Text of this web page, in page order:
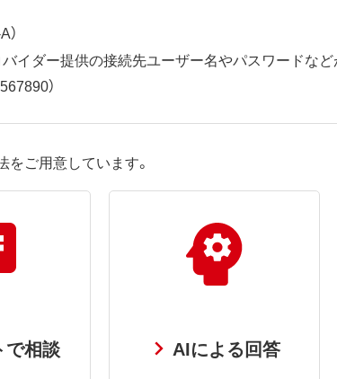
イダー提供の接続先ユーザー名やパスワードな
）
ご用意しています。
で相談 AIによる回答